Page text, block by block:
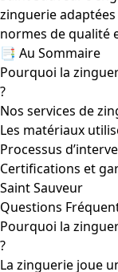
zinguerie
normes de qualité
📑 Au Sommaire
Pourquoi la
?
Nos services de
Les matériaux
Processus
Certifications et
Saint Sauveur
Questions
Pourquoi la
?
La zinguerie joue